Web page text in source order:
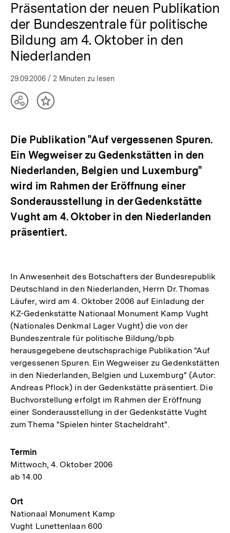
Präsentation der neuen Publikation
der Bundeszentrale für politische
Bildung am 4. Oktober in den
Niederlanden
29.09.2006 / 2 Minuten zu lesen
TeilenInhalt
Die Publikation "Auf vergessenen Spuren.
Ein Wegweiser zu Gedenkstätten in den
Niederlanden, Belgien und Luxemburg"
wird im Rahmen der Eröffnung einer
Sonderausstellung in der Gedenkstätte
Vught am 4. Oktober in den Niederlanden
präsentiert.
In Anwesenheit des Botschafters der Bundesrepublik
Deutschland in den Niederlanden, Herrn Dr. Thomas
Läufer, wird am 4. Oktober 2006 auf Einladung der
KZ-Gedenkstätte Nationaal Monument Kamp Vught
(Nationales Denkmal Lager Vught) die von der
Bundeszentrale für politische Bildung/bpb
herausgegebene deutschsprachige Publikation "Auf
vergessenen Spuren. Ein Wegweiser zu Gedenkstätten
in den Niederlanden, Belgien und Luxemburg" (Autor:
Andreas Pflock) in der Gedenkstätte präsentiert. Die
Buchvorstellung erfolgt im Rahmen der Eröffnung
einer Sonderausstellung in der Gedenkstätte Vught
zum Thema "Spielen hinter Stacheldraht".
Termin
Mittwoch, 4. Oktober 2006
ab 14.00
Ort
Nationaal Monument Kamp
Vught Lunettenlaan 600